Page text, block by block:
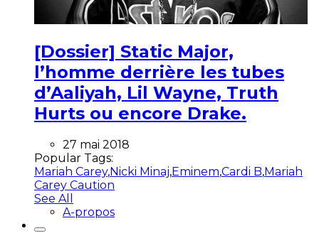
[Dossier] Static Major,
l’homme derrière les tubes
d’Aaliyah, Lil Wayne, Truth
Hurts ou encore Drake.
27 mai 2018
Popular Tags:
Mariah Carey,Nicki Minaj,Eminem,Cardi B,Mariah
Carey Caution
See All
A-propos